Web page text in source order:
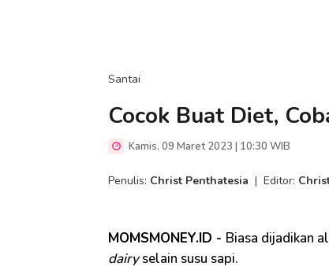
Santai
Cocok Buat Diet,
Kamis, 09 Maret 2023 | 10:30 WIB
Penulis: Christ Penthatesia | Editor:
MOMSMONEY.ID - Biasa dijadikan
dairyselain susu sapi.